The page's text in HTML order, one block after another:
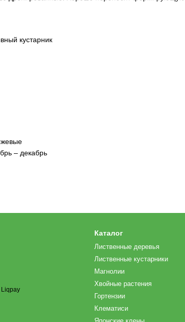
кустарник
– декабрь
Каталог
Лиственные деревья
Лиственные кустарники
Магнолии
Хвойные растения
Гортензии
Клематиси